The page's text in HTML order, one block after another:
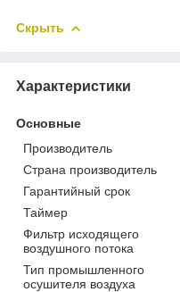
Скрыть
Характеристики
Основные
Производитель
Страна производитель
Гарантийный срок
Таймер
Фильтр исходящего
воздушного потока
Тип промышленного
осушителя воздуха